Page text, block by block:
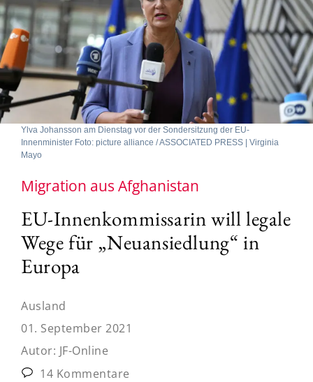
Ylva Johansson am Dienstag vor der Sondersitzung der EU-
Innenminister Foto: picture alliance / ASSOCIATED PRESS | Virginia
Mayo
Migration aus Afghanistan
EU-Innenkommissarin will legale
Wege für „Neuansiedlung“ in
Europa
Ausland
01. September 2021
Autor: JF-Online
14 Kommentare